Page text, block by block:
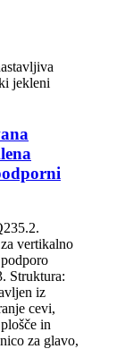
vertikalno
Struktura:
iz
cevi,
in
za glavo,